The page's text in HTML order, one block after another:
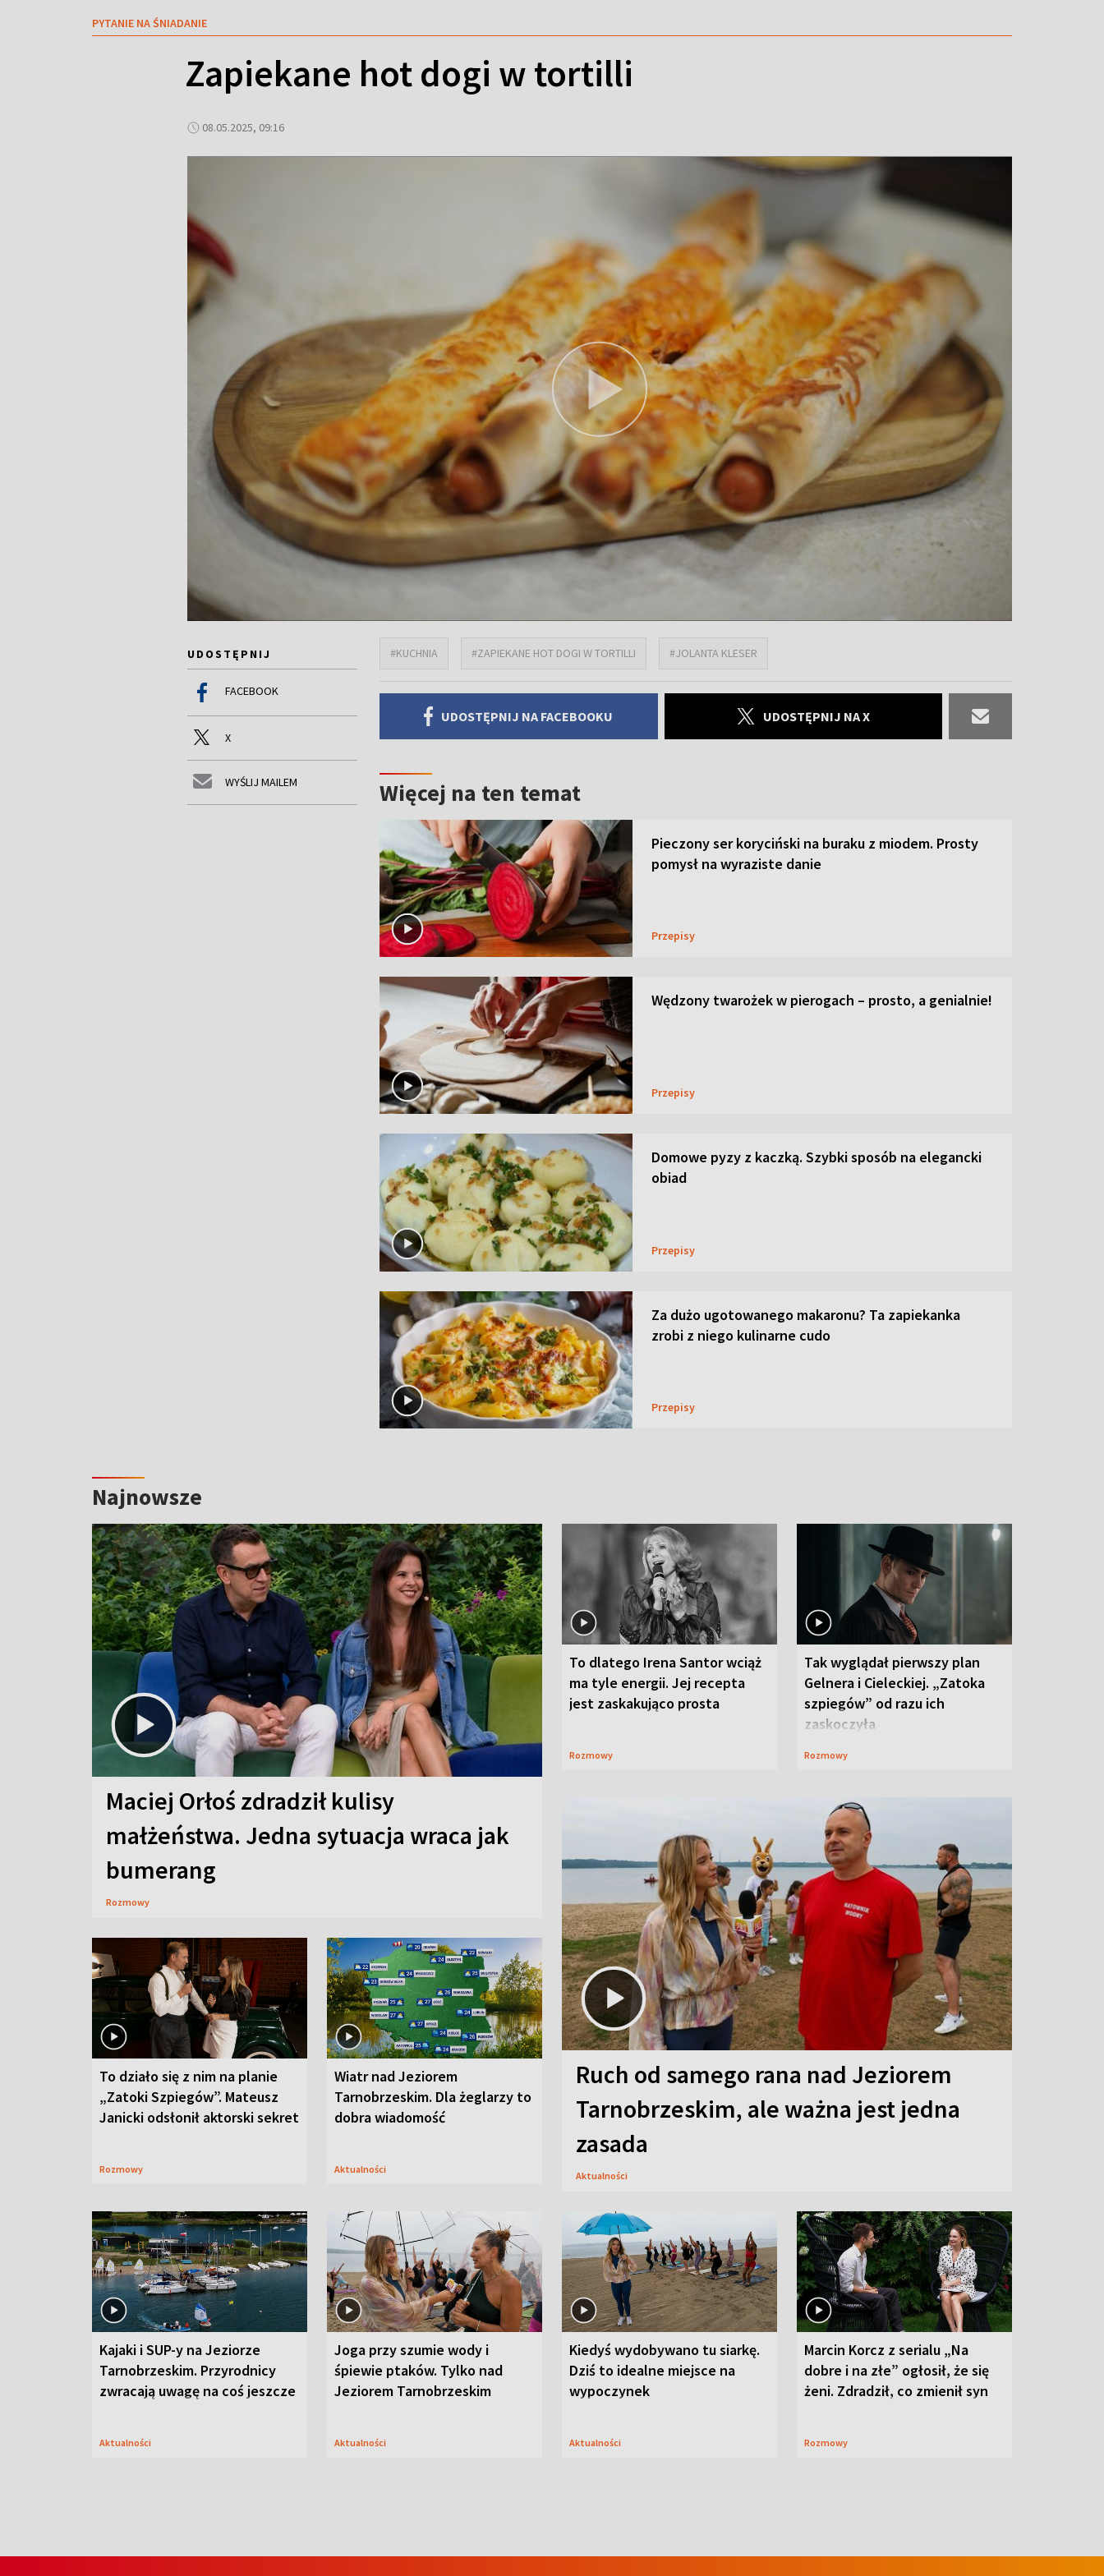
PYTANIE NA ŚNIADANIE
Zapiekane hot dogi w tortilli
08.05.2025, 09:16
UDOSTĘPNIJ
FACEBOOK
X
WYŚLIJ MAILEM
#KUCHNIA #ZAPIEKANE HOT DOGI W TORTILLI #JOLANTA KLESER
UDOSTĘPNIJ NA FACEBOOKU UDOSTĘPNIJ NA X
Więcej na ten temat
Pieczony ser koryciński na buraku z miodem. Prosty
pomysł na wyraziste danie
Przepisy
Wędzony twarożek w pierogach – prosto, a genialnie!
Przepisy
Domowe pyzy z kaczką. Szybki sposób na elegancki
obiad
Przepisy
Za dużo ugotowanego makaronu? Ta zapiekanka
zrobi z niego kulinarne cudo
Przepisy
Najnowsze
Maciej Orłoś zdradził kulisy
małżeństwa. Jedna sytuacja wraca jak
bumerang
Rozmowy
To dlatego Irena Santor wciąż
ma tyle energii. Jej recepta
jest zaskakująco prosta
Rozmowy
Tak wyglądał pierwszy plan
Gelnera i Cieleckiej. „Zatoka
szpiegów” od razu ich
zaskoczyła
Rozmowy
To działo się z nim na planie
„Zatoki Szpiegów”. Mateusz
Janicki odsłonił aktorski sekret
Rozmowy
Wiatr nad Jeziorem
Tarnobrzeskim. Dla żeglarzy to
dobra wiadomość
Aktualności
Ruch od samego rana nad Jeziorem
Tarnobrzeskim, ale ważna jest jedna
zasada
Aktualności
Kajaki i SUP-y na Jeziorze
Tarnobrzeskim. Przyrodnicy
zwracają uwagę na coś jeszcze
Aktualności
Joga przy szumie wody i
śpiewie ptaków. Tylko nad
Jeziorem Tarnobrzeskim
Aktualności
Kiedyś wydobywano tu siarkę.
Dziś to idealne miejsce na
wypoczynek
Aktualności
Marcin Korcz z serialu „Na
dobre i na złe” ogłosił, że się
żeni. Zdradził, co zmienił syn
Rozmowy